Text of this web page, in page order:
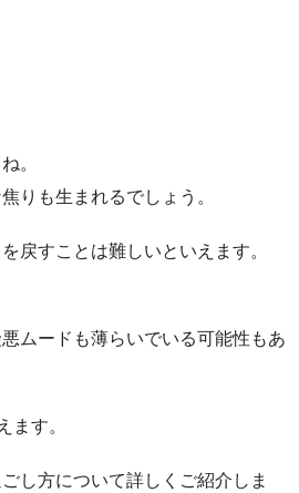
。
りも生まれるでしょう。
戻すことは難しいといえます。
ムードも薄らいでいる可能性もあ
ます。
し方について詳しくご紹介しま